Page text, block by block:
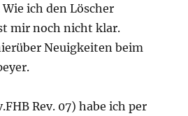
ich den Löscher
mir noch nicht klar.
Neuigkeiten beim
Rev. 07) habe ich per